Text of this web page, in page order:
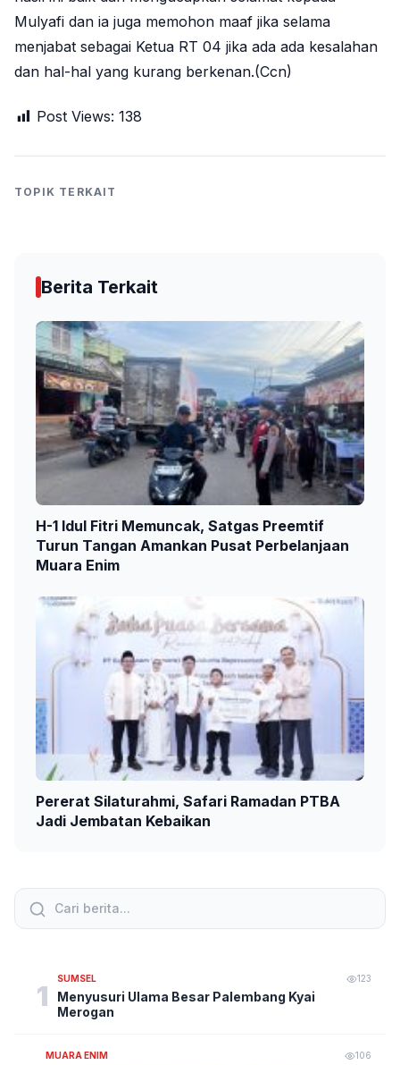
Mulyafi dan ia juga memohon maaf jika selama
menjabat sebagai Ketua RT 04 jika ada ada kesalahan
dan hal-hal yang kurang berkenan.(Ccn)
Post Views: 138
TOPIK TERKAIT
Berita Terkait
H-1 Idul Fitri Memuncak, Satgas Preemtif
Turun Tangan Amankan Pusat Perbelanjaan
Muara Enim
Pererat Silaturahmi, Safari Ramadan PTBA
Jadi Jembatan Kebaikan
1
SUMSEL 123
Menyusuri Ulama Besar Palembang Kyai
Merogan
MUARA ENIM 106